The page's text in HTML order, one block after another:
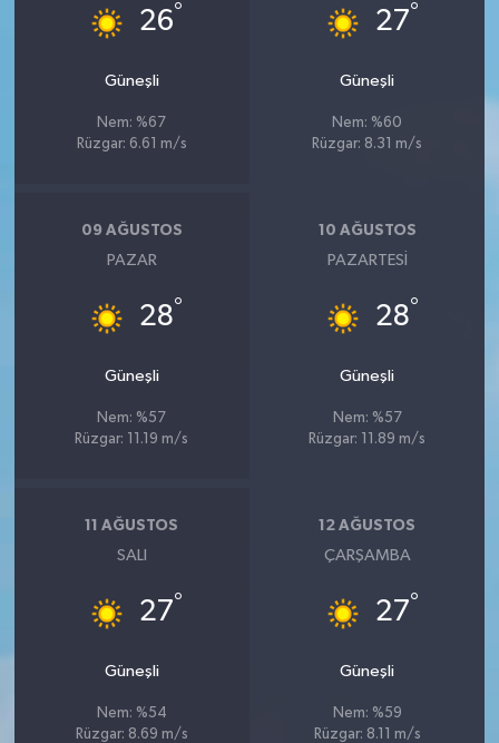
26°
Güneşli
Nem: %67
Rüzgar: 6.61 m/s
27°
Güneşli
Nem: %60
Rüzgar: 8.31 m/s
09 AĞUSTOS
PAZAR
28°
Güneşli
Nem: %57
Rüzgar: 11.19 m/s
10 AĞUSTOS
PAZARTESI
28°
Güneşli
Nem: %57
Rüzgar: 11.89 m/s
11 AĞUSTOS
SALI
27°
Güneşli
Nem: %54
Rüzgar: 8.69 m/s
12 AĞUSTOS
ÇARŞAMBA
27°
Güneşli
Nem: %59
Rüzgar: 8.11 m/s